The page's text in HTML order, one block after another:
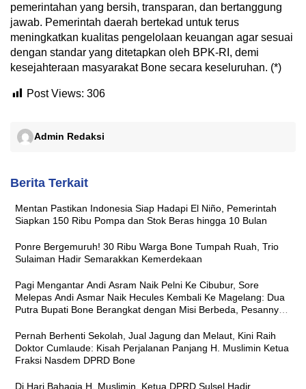
pemerintahan yang bersih, transparan, dan bertanggung
jawab. Pemerintah daerah bertekad untuk terus
meningkatkan kualitas pengelolaan keuangan agar sesuai
dengan standar yang ditetapkan oleh BPK-RI, demi
kesejahteraan masyarakat Bone secara keseluruhan. (*)
Post Views: 306
Admin Redaksi
Berita Terkait
Mentan Pastikan Indonesia Siap Hadapi El Niño, Pemerintah
Siapkan 150 Ribu Pompa dan Stok Beras hingga 10 Bulan
Ponre Bergemuruh! 30 Ribu Warga Bone Tumpah Ruah, Trio
Sulaiman Hadir Semarakkan Kemerdekaan
Pagi Mengantar Andi Asram Naik Pelni Ke Cibubur, Sore
Melepas Andi Asmar Naik Hecules Kembali Ke Magelang: Dua
Putra Bupati Bone Berangkat dengan Misi Berbeda, Pesannya
Pernah Berhenti Sekolah, Jual Jagung dan Melaut, Kini Raih
Doktor Cumlaude: Kisah Perjalanan Panjang H. Muslimin Ketua
Fraksi Nasdem DPRD Bone
Di Hari Bahagia H. Muslimin, Ketua DPRD Sulsel Hadir